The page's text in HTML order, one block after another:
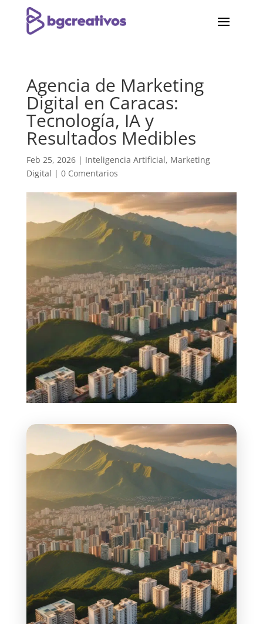
Agencia de Marketing
Digital en Caracas:
Tecnología, IA y
Resultados Medibles
Feb 25, 2026| Inteligencia Artificial, Marketing
Digital | 0 Comentarios